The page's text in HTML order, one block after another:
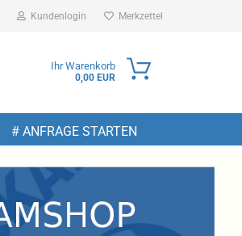
Kundenlogin Merkzettel
Ihr Warenkorb
0,00 EUR
# ANFRAGE STARTEN